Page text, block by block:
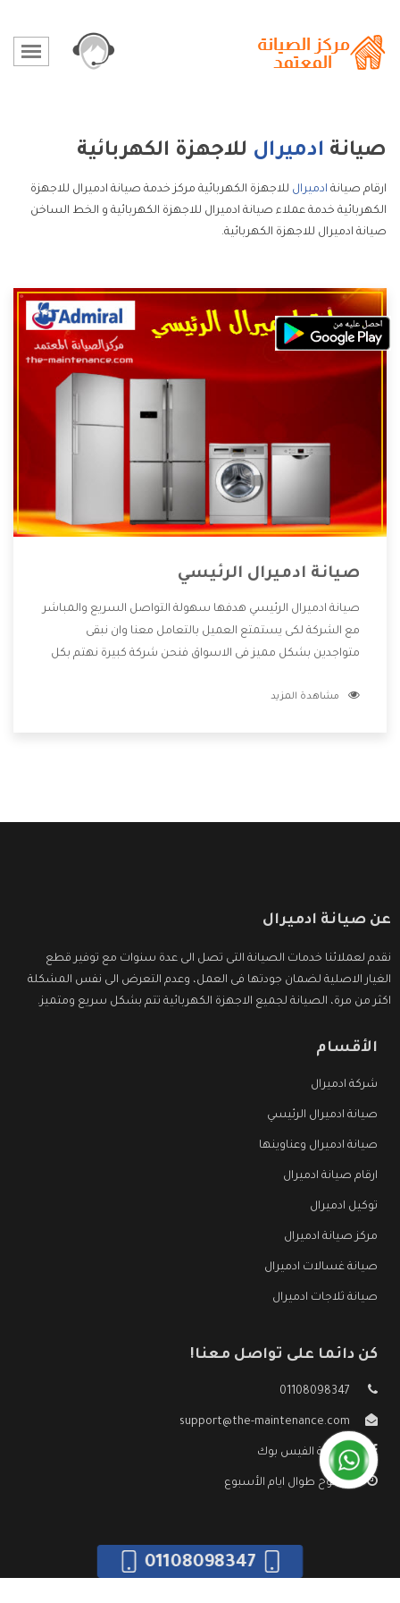
صيانة ادميرال للاجهزة الكهربائية
ارقام صيانة ادميرال للاجهزة الكهربائية مركز خدمة صيانة ادميرال للاجهزة
الكهربائية خدمة عملاء صيانة ادميرال للاجهزة الكهربائية و الخط الساخن
صيانة ادميرال للاجهزة الكهربائية.
صيانة ادميرال الرئيسي
صيانة ادميرال الرئيسي هدفها سهولة التواصل السريع والمباشر
مع الشركة لكى يستمتع العميل بالتعامل معنا وان نبقى
متواجدين بشكل مميز فى الاسواق فنحن شركة كبيرة نهتم بكل
الشركة بها والتى تكون منها خدمة الصيانة التى تكون من أهم
مشاهدة المزيد
عن صيانة ادميرال
نقدم لعملائنا خدمات الصيانة التى تصل الى عدة سنوات مع توفير قطع
الغيار الاصلية لضمان جودتها فى العمل، وعدم التعرض الى نفس المشكلة
اكثر من مرة، الصيانة لجميع الاجهزة الكهربائية تتم بشكل سريع ومتميز.
الأقسام
شركة ادميرال
صيانة ادميرال الرئيسي
صيانة ادميرال وعناوينها
ارقام صيانة ادميرال
توكيل ادميرال
مركز صيانة ادميرال
صيانة غسالات ادميرال
صيانة ثلاجات ادميرال
كن دائما على تواصل معنا!
01108098347
support@the-maintenance.com
صفحة الفيس بوك
مفتوح طوال ايام الأسبوع
01108098347